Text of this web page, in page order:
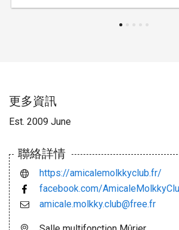
更多資訊
Est. 2009 June
聯絡詳情
https://amicalemolkkyclub.fr/
facebook.com/
amicale.molkky.club@free.fr